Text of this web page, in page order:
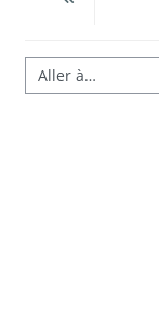
Aller à…